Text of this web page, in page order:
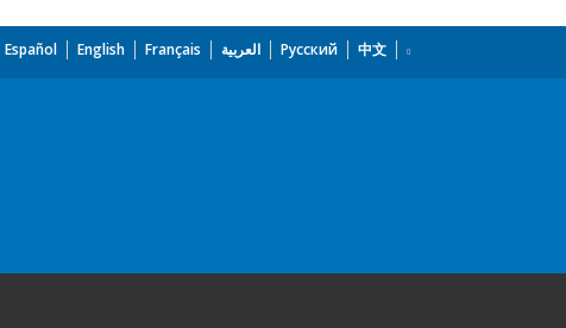
Español English Français العربية Русский 中文